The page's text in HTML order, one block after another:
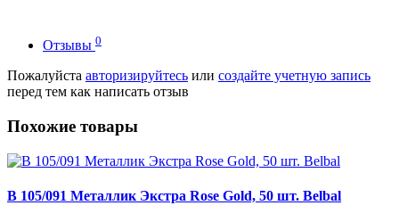
Отзывы 0
Пожалуйста авторизируйтесь или создайте учетную запись
перед тем как написать отзыв
Похожие товары
В 105/091 Металлик Экстра Rose Gold, 50 шт. Belbal